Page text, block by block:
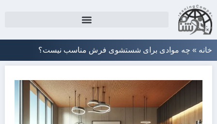
خانه » چه موادی برای شستشوی فرش مناسب نیست؟